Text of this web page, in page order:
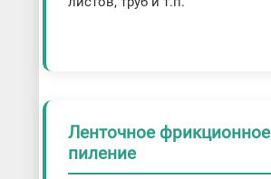
Ленточное фрикционное
пиление